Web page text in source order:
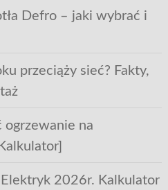
Defro – jaki wybrać i
przeciąży sieć? Fakty,
ogrzewanie na
2026r. Kalkulator